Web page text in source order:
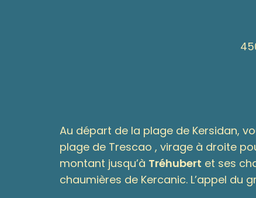
Au départ de la plage de Kersidan,
plage de Trescao , virage à droite
montant jusqu’à Tréhubert et ses
chaumières de Kercanic. L’appel du